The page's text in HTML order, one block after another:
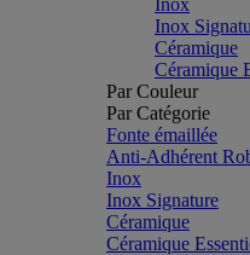
Inox
Inox
Céramique
Céramique
Par Couleur
Par Catégorie
Fonte émaillée
Anti-Adhérent
Inox
Inox Signature
Céramique
Céramique